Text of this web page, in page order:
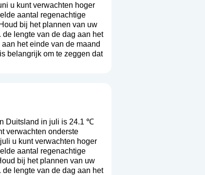
u kunt verwachten hoger
aantal regenachtige
bij het plannen van uw
lengte van de dag aan het
het einde van de maand
belangrijk om te zeggen dat
Duitsland in juli is 24.1 ℃
verwachten onderste
u kunt verwachten hoger
aantal regenachtige
bij het plannen van uw
lengte van de dag aan het